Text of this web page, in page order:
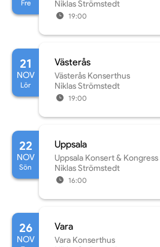
Fre
Niklas Strömstedt
19:00
21
NOV
Lör
Västerås
Västerås Konserthus
Niklas Strömstedt
19:00
22
NOV
Sön
Uppsala
Uppsala Konsert & Kongress
Niklas Strömstedt
16:00
26
NOV
Vara
Vara Konserthus